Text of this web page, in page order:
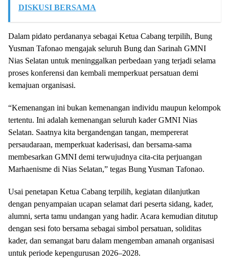
DISKUSI BERSAMA
Dalam pidato perdananya sebagai Ketua Cabang terpilih, Bung
Yusman Tafonao mengajak seluruh Bung dan Sarinah GMNI
Nias Selatan untuk meninggalkan perbedaan yang terjadi selama
proses konferensi dan kembali memperkuat persatuan demi
kemajuan organisasi.
“Kemenangan ini bukan kemenangan individu maupun kelompok
tertentu. Ini adalah kemenangan seluruh kader GMNI Nias
Selatan. Saatnya kita bergandengan tangan, mempererat
persaudaraan, memperkuat kaderisasi, dan bersama-sama
membesarkan GMNI demi terwujudnya cita-cita perjuangan
Marhaenisme di Nias Selatan,” tegas Bung Yusman Tafonao.
Usai penetapan Ketua Cabang terpilih, kegiatan dilanjutkan
dengan penyampaian ucapan selamat dari peserta sidang, kader,
alumni, serta tamu undangan yang hadir. Acara kemudian ditutup
dengan sesi foto bersama sebagai simbol persatuan, soliditas
kader, dan semangat baru dalam mengemban amanah organisasi
untuk periode kepengurusan 2026–2028.